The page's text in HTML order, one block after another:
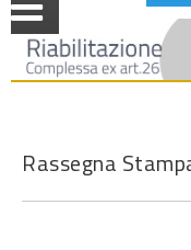
Rassegna